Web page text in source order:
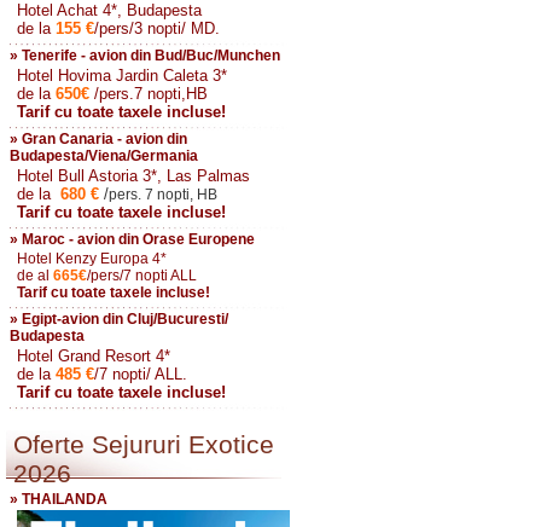
Hotel Achat 4*, Budapesta
de la 155 €/pers/3 nopti/ MD.
» Tenerife - avion din Bud/Buc/Munchen
Hotel Hovima Jardin Caleta 3*
de la 650€ /pers.7 nopti,HB
Tarif cu toate taxele incluse!
» Gran Canaria - avion din
Budapesta/Viena/Germania
Hotel Bull Astoria 3*, Las Palmas
de la 680 € /pers. 7 nopti, HB
Tarif cu toate taxele incluse!
» Maroc - avion din Orase Europene
Hotel Kenzy Europa 4*
de al 665€/pers/7 nopti ALL
Tarif cu toate taxele incluse!
» Egipt-avion din Cluj/Bucuresti/
Budapesta
Hotel Grand Resort 4*
de la485 €/7 nopti/ ALL.
Tarif cu toate taxele incluse!
Oferte Sejururi Exotice
2026
» THAILANDA